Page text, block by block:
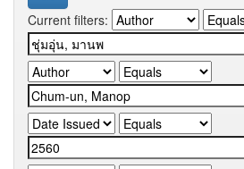
Current filters: